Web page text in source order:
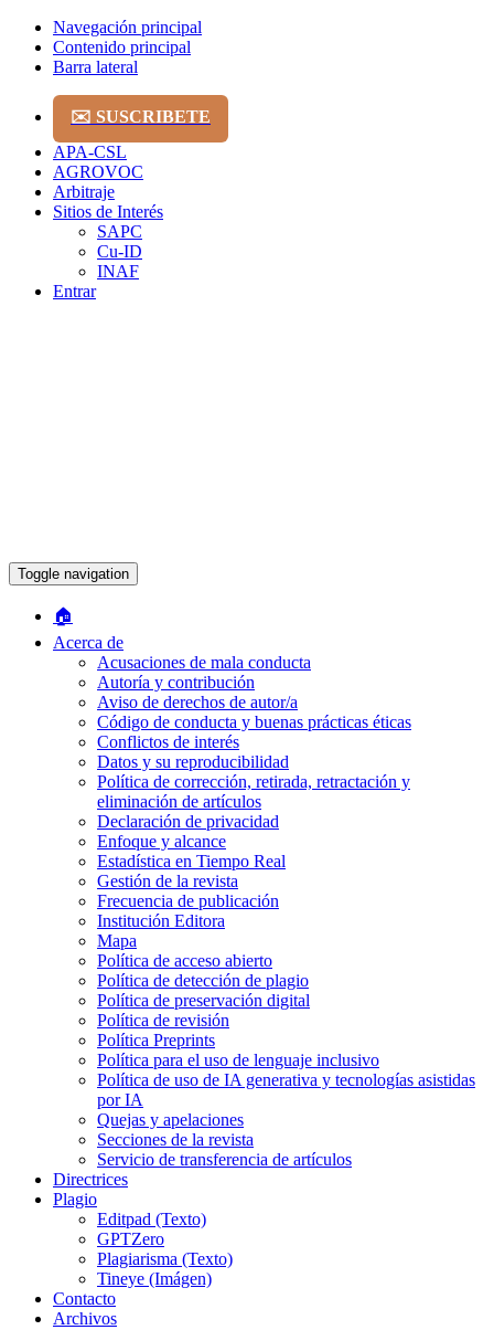
Navegación principal
Contenido principal
Barra lateral
✉️ SUSCRIBETE
APA-CSL
AGROVOC
Arbitraje
Sitios de Interés
SAPC
Cu-ID
INAF
Entrar
Toggle navigation
🏠︎
Acerca de
Acusaciones de mala conducta
Autoría y contribución
Aviso de derechos de autor/a
Código de conducta y buenas prácticas éticas
Conflictos de interés
Datos y su reproducibilidad
Política de corrección, retirada, retractación y
eliminación de artículos
Declaración de privacidad
Enfoque y alcance
Estadística en Tiempo Real
Gestión de la revista
Frecuencia de publicación
Institución Editora
Mapa
Política de acceso abierto
Política de detección de plagio
Política de preservación digital
Política de revisión
Política Preprints
Política para el uso de lenguaje inclusivo
Política de uso de IA generativa y tecnologías asistidas
por IA
Quejas y apelaciones
Secciones de la revista
Servicio de transferencia de artículos
Directrices
Plagio
Editpad (Texto)
GPTZero
Plagiarisma (Texto)
Tineye (Imágen)
Contacto
Archivos